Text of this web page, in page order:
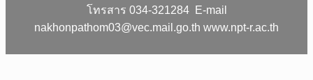
โทรสาร 034-321284 E-mail
nakhonpathom03@vec.mail.go.th www.npt-r.ac.th